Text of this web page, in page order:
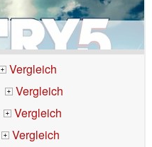
+
Vergleich
+
Vergleich
+
Vergleich
+
Vergleich